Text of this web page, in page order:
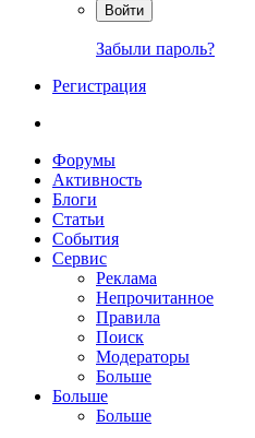
Войти
Забыли пароль?
Регистрация
Форумы
Активность
Блоги
Статьи
События
Сервис
Реклама
Непрочитанное
Правила
Поиск
Модераторы
Больше
Больше
Больше